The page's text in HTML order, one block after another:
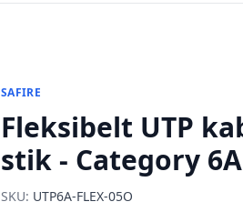
SAFIRE
Fleksibelt UTP
stik - Category
SKU: UTP6A-FLEX-05O